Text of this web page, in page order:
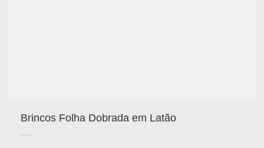
Brincos Folha Dobrada em Latão